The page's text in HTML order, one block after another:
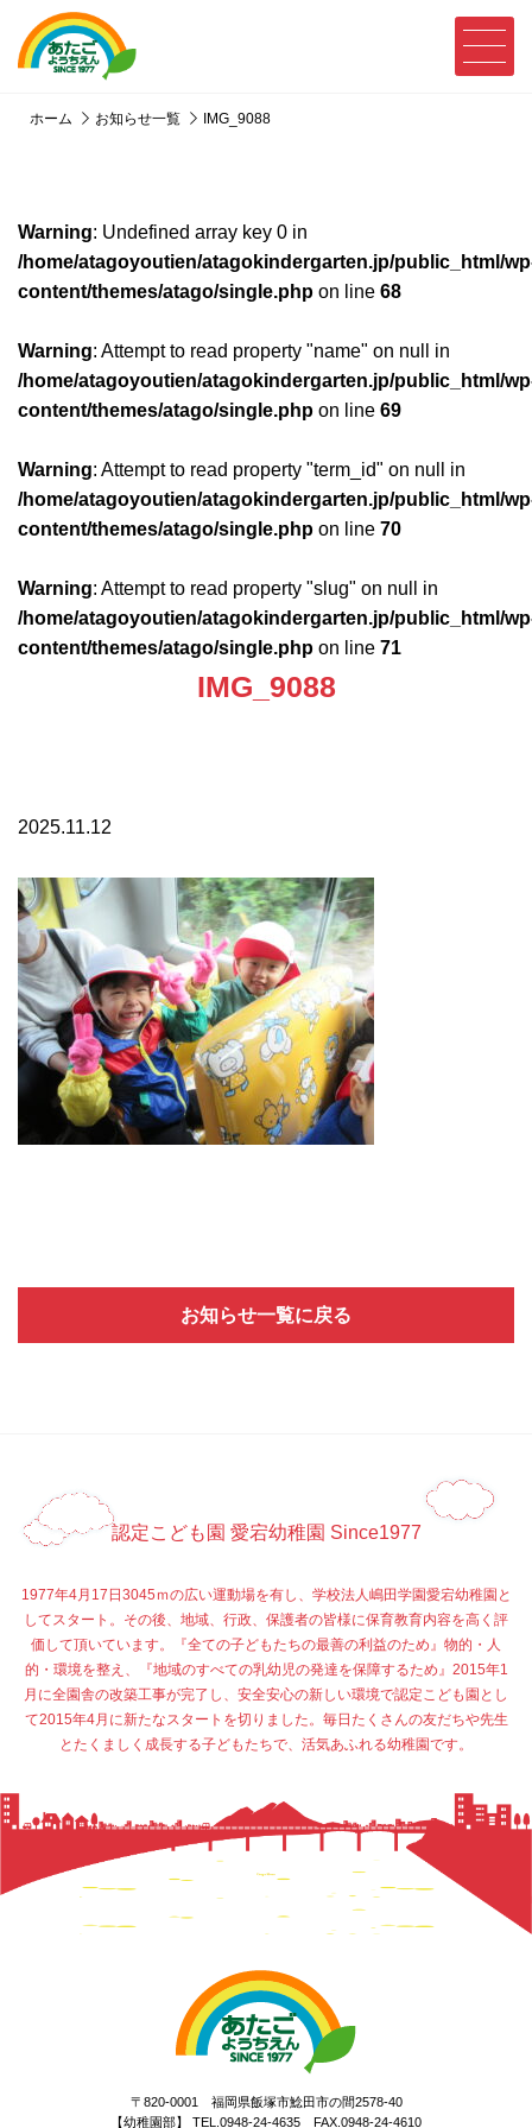
ホーム お知らせ一覧 IMG_9088
Warning: Undefined array key 0 in
/home/atagoyoutien/atagokindergarten.jp/public_html/
content/themes/atago/single.php on line 68
Warning: Attempt to read property "name" on null in
/home/atagoyoutien/atagokindergarten.jp/public_html/
content/themes/atago/single.php on line 69
Warning: Attempt to read property "term_id" on null in
/home/atagoyoutien/atagokindergarten.jp/public_html/
content/themes/atago/single.php on line 70
Warning: Attempt to read property "slug" on null in
/home/atagoyoutien/atagokindergarten.jp/public_html/
content/themes/atago/single.php on line 71
IMG_9088
2025.11.12
お知らせ一覧に戻る
認定こども園 愛宕幼稚園 Since1977
1977年4月17日3045ｍの広い運動場を有し、学校法人嶋田学園愛宕幼稚園と
してスタート。その後、地域、行政、保護者の皆様に保育教育内容を高く評
価して頂いています。『全ての子どもたちの最善の利益のため』物的・人
的・環境を整え、『地域のすべての乳幼児の発達を保障するため』2015年1
月に全園舎の改築工事が完了し、安全安心の新しい環境で認定こども園とし
て2015年4月に新たなスタートを切りました。毎日たくさんの友だちや先生
とたくましく成長する子どもたちで、活気あふれる幼稚園です。
〒820-0001 福岡県飯塚市鯰田市の間2578-40
【幼稚園部】 TEL.0948-24-4635 FAX.0948-24-4610